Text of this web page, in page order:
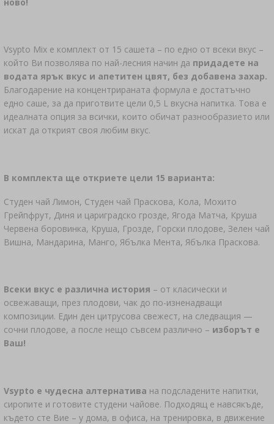
ДИМЕН АРОМАТ ЗА ОПУШВАНЕ
АРОМАТИЗИРАНЕ ›
ЛИТЕРАТУРА
ЕТИКЕТИ
Vsypto Mix е комплект от 15 сашета – по едно от всеки вкус –
който Ви позволява по най-лесния начин да придадете на
водата ярък вкус и апетитен цвят, без добавена захар.
Благодарение на концентрираната формула е достатъчно
едно саше, за да приготвите цели 0,5 L вкусна напитка. Това е
идеалната опция за всички, които обичат разнообразието или
искат да открият своя любим вкус.
В комплекта ще откриете цели 15 варианта:
Студен чай Лимон, Студен чай Праскова, Кола, Мохито
Грейпфрут, Диня и цариградско грозде, Ягода Матча, Круша
Червена боровинка, Круша, Грозде, Горски плодове, Зелен чай
Вишна, Мандарина, Манго, Ябълка Мента, Ябълка Праскова.
Всеки вкус е различна история – от класически и
освежаващи, през плодови, чак до по-изненадващи
композиции. Един ден цитрусова свежест, на следващия —
сочни плодове, а после нещо съвсем различно – изборът е
Ваш!
Vsypto е чудесна алтернатива на подсладените напитки,
сиропите и готовите студени чайове. Подходящ е навсякъде,
където сте Вие – у дома, в офиса, на тренировка, в движение